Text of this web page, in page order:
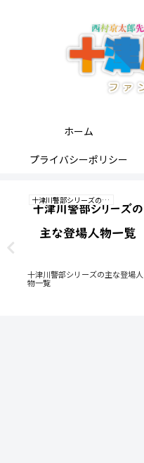
ホーム
プライバシーポリシー
十津川警部シリーズの研究
十津川警部シリーズの主な登場人
物一覧